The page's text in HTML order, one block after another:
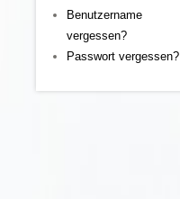
Benutzername
vergessen?
Passwort vergessen?